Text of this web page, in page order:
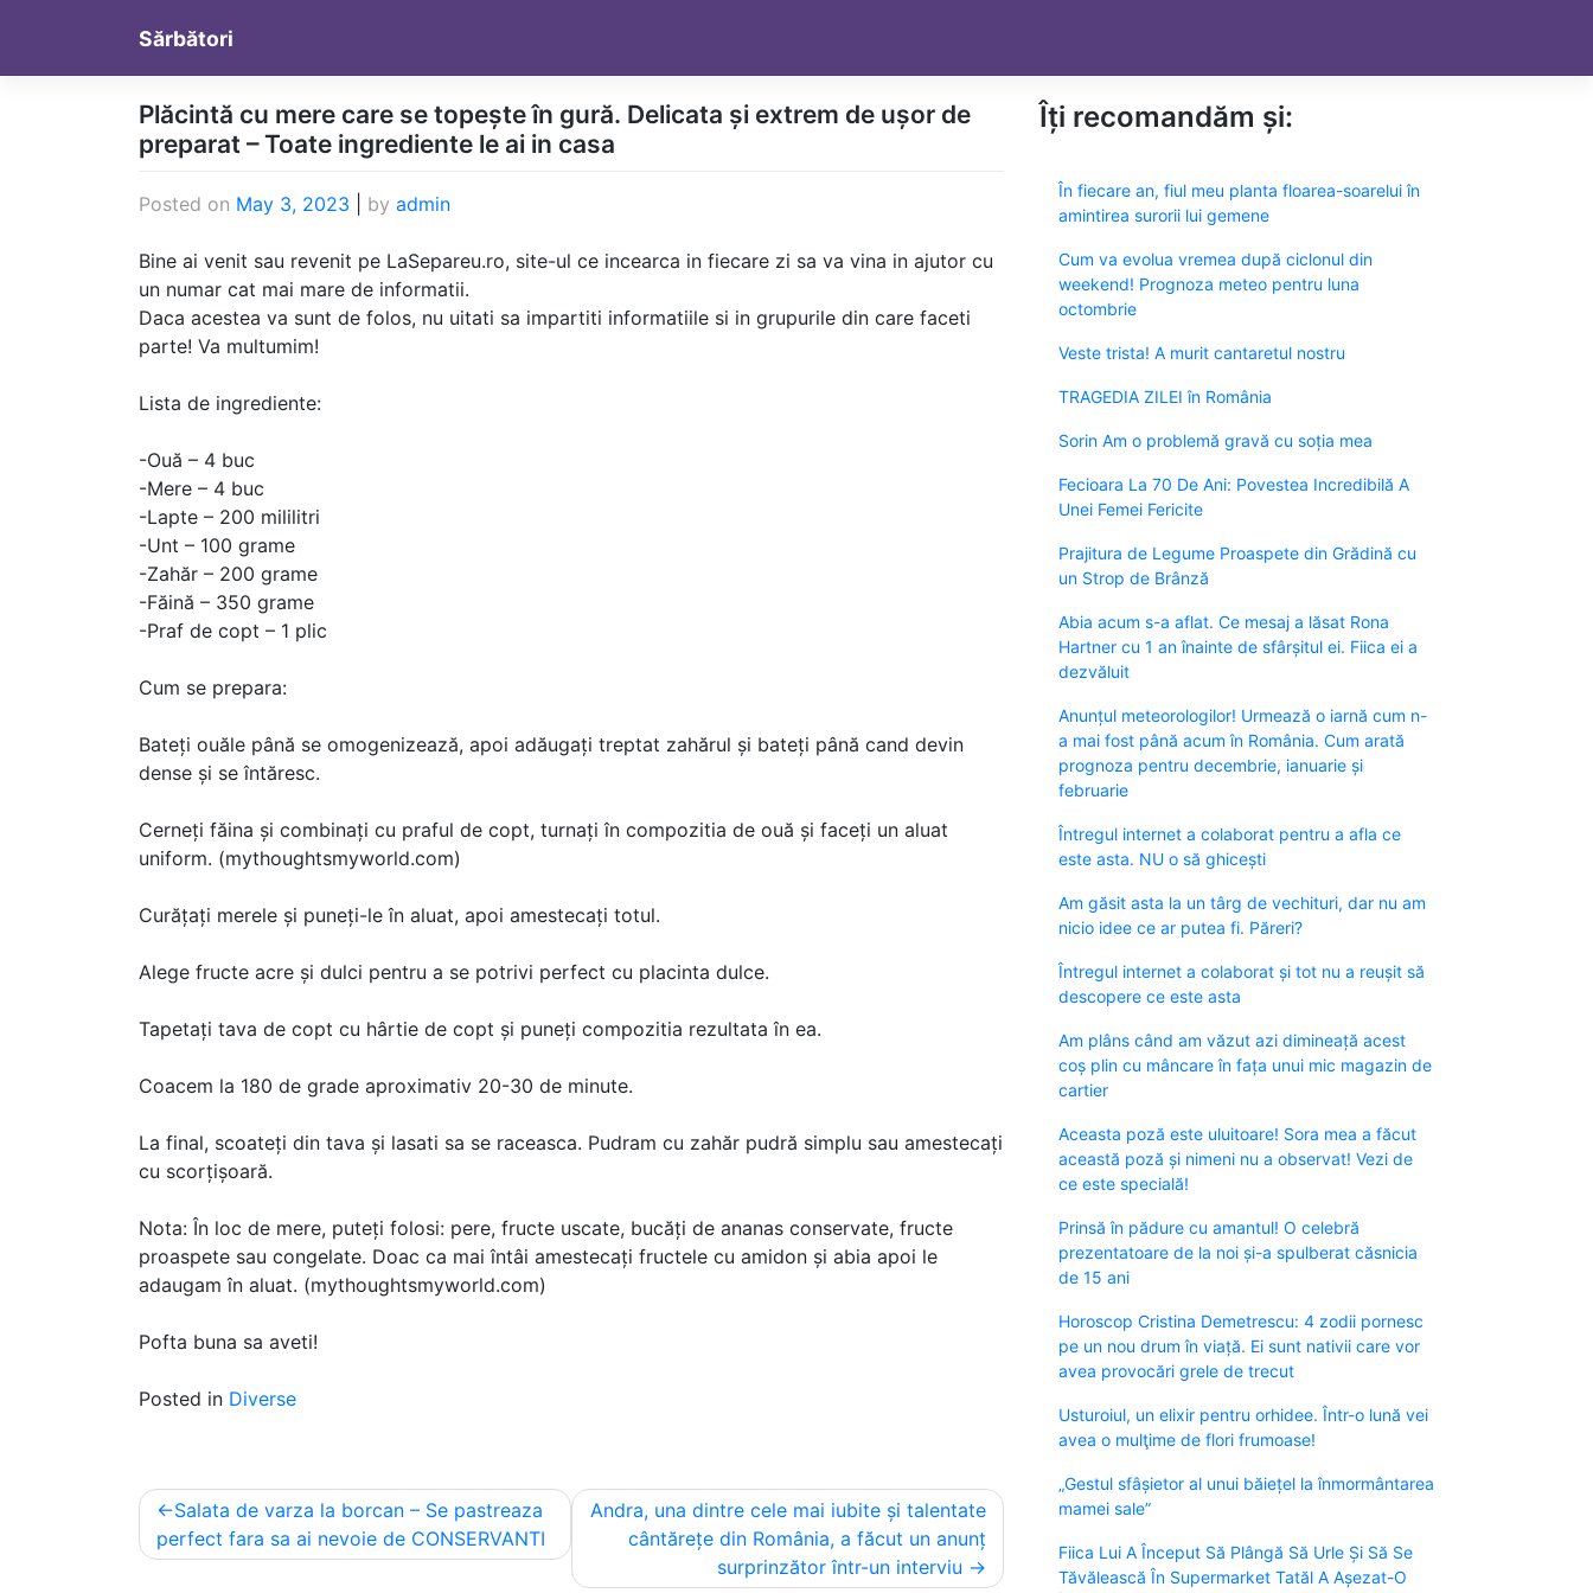
content
Sărbători
Plăcintă cu mere care se topește în gură. Delicata și extrem de ușor de
preparat – Toate ingrediente le ai in casa
Posted on May 3, 2023 by admin
Bine ai venit sau revenit pe LaSepareu.ro, site-ul ce incearca in fiecare zi sa va vina in ajutor cu
un numar cat mai mare de informatii.
Daca acestea va sunt de folos, nu uitati sa impartiti informatiile si in grupurile din care faceti
parte! Va multumim!
Lista de ingrediente:
-Ouă – 4 buc
-Mere – 4 buc
-Lapte – 200 mililitri
-Unt – 100 grame
-Zahăr – 200 grame
-Făină – 350 grame
-Praf de copt – 1 plic
Cum se prepara:
Bateți ouăle până se omogenizează, apoi adăugați treptat zahărul și bateți până cand devin
dense și se întăresc.
Cerneți făina și combinați cu praful de copt, turnați în compozitia de ouă și faceți un aluat
uniform. (mythoughtsmyworld.com)
Curățați merele și puneți-le în aluat, apoi amestecați totul.
Alege fructe acre și dulci pentru a se potrivi perfect cu placinta dulce.
Tapetați tava de copt cu hârtie de copt și puneți compozitia rezultata în ea.
Coacem la 180 de grade aproximativ 20-30 de minute.
La final, scoateți din tava și lasati sa se raceasca. Pudram cu zahăr pudră simplu sau amestecați
cu scorțișoară.
Nota: În loc de mere, puteți folosi: pere, fructe uscate, bucăți de ananas conservate, fructe
proaspete sau congelate. Doac ca mai întâi amestecați fructele cu amidon și abia apoi le
adaugam în aluat. (mythoughtsmyworld.com)
Pofta buna sa aveti!
Posted in Diverse
Post
navigation
Salata de varza la borcan – Se pastreaza
perfect fara sa ai nevoie de CONSERVANTI
Andra, una dintre cele mai iubite și talentate
cântărețe din România, a făcut un anunț
surprinzător într-un interviu
Îți recomandăm și:
În fiecare an, fiul meu planta floarea-soarelui în
amintirea surorii lui gemene
Cum va evolua vremea după ciclonul din
weekend! Prognoza meteo pentru luna
octombrie
Veste trista! A murit cantaretul nostru
TRAGEDIA ZILEI în România
Sorin Am o problemă gravă cu soția mea
Fecioara La 70 De Ani: Povestea Incredibilă A
Unei Femei Fericite
Prajitura de Legume Proaspete din Grădină cu
un Strop de Brânză
Abia acum s-a aflat. Ce mesaj a lăsat Rona
Hartner cu 1 an înainte de sfârșitul ei. Fiica ei a
dezvăluit
Anunțul meteorologilor! Urmează o iarnă cum n-
a mai fost până acum în România. Cum arată
prognoza pentru decembrie, ianuarie și
februarie
Întregul internet a colaborat pentru a afla ce
este asta. NU o să ghicești
Am găsit asta la un târg de vechituri, dar nu am
nicio idee ce ar putea fi. Păreri?
Întregul internet a colaborat și tot nu a reușit să
descopere ce este asta
Am plâns când am văzut azi dimineață acest
coș plin cu mâncare în fața unui mic magazin de
cartier
Aceasta poză este uluitoare! Sora mea a făcut
această poză și nimeni nu a observat! Vezi de
ce este specială!
Prinsă în pădure cu amantul! O celebră
prezentatoare de la noi și-a spulberat căsnicia
de 15 ani
Horoscop Cristina Demetrescu: 4 zodii pornesc
pe un nou drum în viață. Ei sunt nativii care vor
avea provocări grele de trecut
Usturoiul, un elixir pentru orhidee. Într-o lună vei
avea o mulţime de flori frumoase!
„Gestul sfâșietor al unui băiețel la înmormântarea
mamei sale”
Fiica Lui A Început Să Plângă Să Urle Și Să Se
Tăvălească În Supermarket Tatăl A Așezat-O